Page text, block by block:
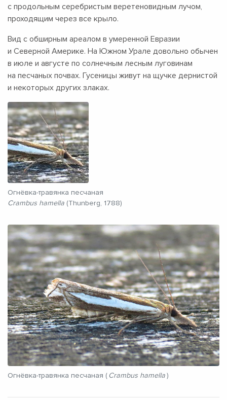
с продольным серебристым веретеновидным лучом,
проходящим через все крыло.
Вид с обширным ареалом в умеренной Евразии
и Северной Америке. На Южном Урале довольно обычен
в июле и августе по солнечным лесным луговинам
на песчаных почвах. Гусеницы живут на щучке дернистой
и некоторых других злаках.
Огнёвка-травянка песчаная
Crambus hamella (Thunberg, 1788)
Огнёвка-травянка песчаная (Crambus hamella )